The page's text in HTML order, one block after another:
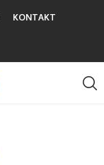
KONTAKT